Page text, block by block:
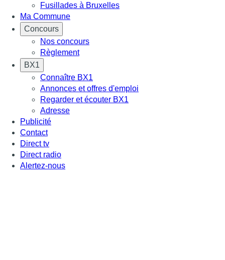
Fusillades à Bruxelles
Ma Commune
Concours
Nos concours
Règlement
BX1
Connaître BX1
Annonces et offres d'emploi
Regarder et écouter BX1
Adresse
Publicité
Contact
Direct tv
Direct radio
Alertez-nous